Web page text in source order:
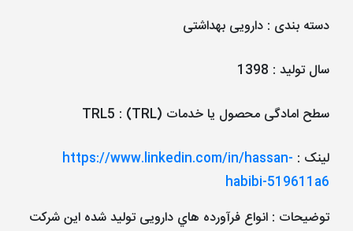
دسته بندی : دارویی بهداشتی
سال تولید :
1398
سطح امادگی محصول یا خدمات (TRL) :
TRL5
لینک :
https://www.linkedin.com/in/hassan-
habibi-519611a6
توضیحات : انواع فرآورده هاي دارویی تولید شده این شرکت